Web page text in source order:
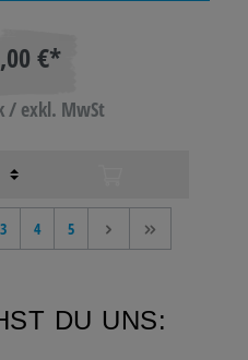
€*
/ exkl. MwSt
3 4 5 > >>
DU UNS: